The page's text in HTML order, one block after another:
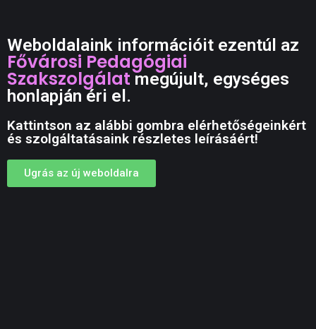
Weboldalaink információit ezentúl az
Fővárosi Pedagógiai
Szakszolgálatmegújult, egységes
honlapján éri el.
Kattintson az alábbi gombra elérhetőségeinkért
és szolgáltatásaink részletes leírásáért!
Ugrás az új weboldalra